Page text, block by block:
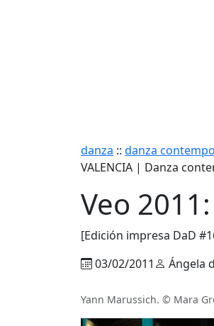
danza :: danza
VALENCIA | Danza
Veo
[Edición impresa DaD
03/02/2011
Ángela
Yann Marussich. © Mara